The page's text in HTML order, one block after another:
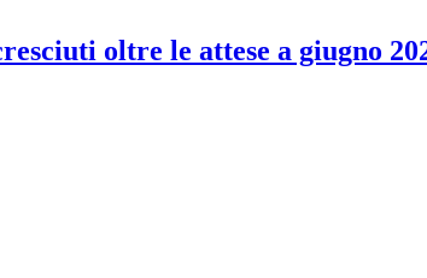
oltre le attese a giugno